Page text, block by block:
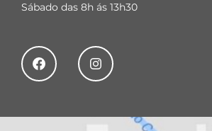
Sábado das 8h ás 13h30